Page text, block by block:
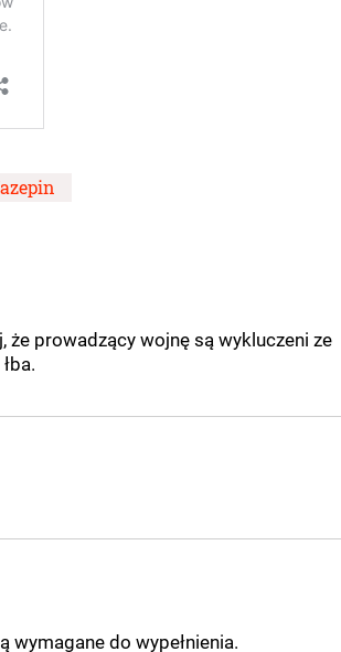
że prowadzący wojnę są wykluczeni ze
wymagane do wypełnienia.